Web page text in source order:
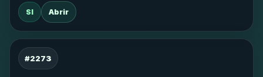
SI Abrir
#2273